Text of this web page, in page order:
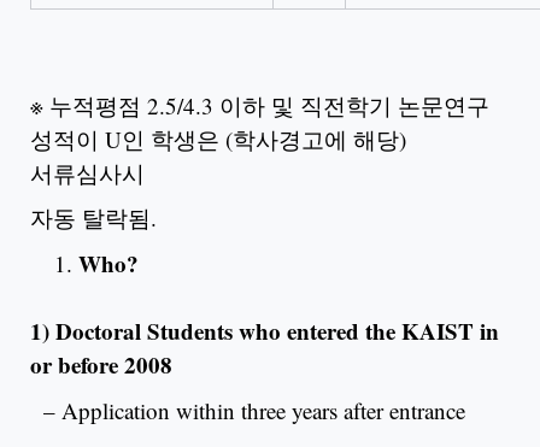
※ 누적평점 2.5/4.3 이하 및 직전학기 논문연구
성적이 U인 학생은 (학사경고에 해당)
서류심사시
자동 탈락됨.
Who?
1) Doctoral Students who entered the KAIST in
or before 2008
– Application within three years after entrance